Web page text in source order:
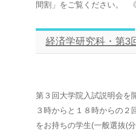
間割」をご覧ください
経済学研究科・第3
第３回大学院入試
３時からと１８時から
をお持ちの学生(一般選抜(